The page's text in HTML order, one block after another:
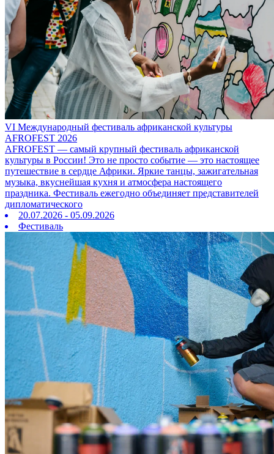
VI Международный фестиваль африканской культуры
AFROFEST 2026
AFROFEST — самый крупный фестиваль африканской
культуры в России! Это не просто событие — это настоящее
путешествие в сердце Африки. Яркие танцы, зажигательная
музыка, вкуснейшая кухня и атмосфера настоящего
праздника. Фестиваль ежегодно объединяет представителей
дипломатического
20.07.2026 - 05.09.2026
Фестиваль